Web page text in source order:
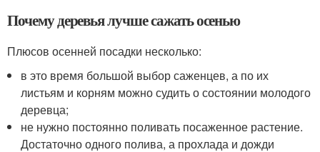
Почему деревья лучше сажать осенью
Плюсов осенней посадки несколько:
в это время большой выбор саженцев, а по их
листьям и корням можно судить о состоянии молодого
деревца;
не нужно постоянно поливать посаженное растение.
Достаточно одного полива, а прохлада и дожди